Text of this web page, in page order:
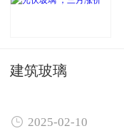
建筑玻璃
 2025-02-10